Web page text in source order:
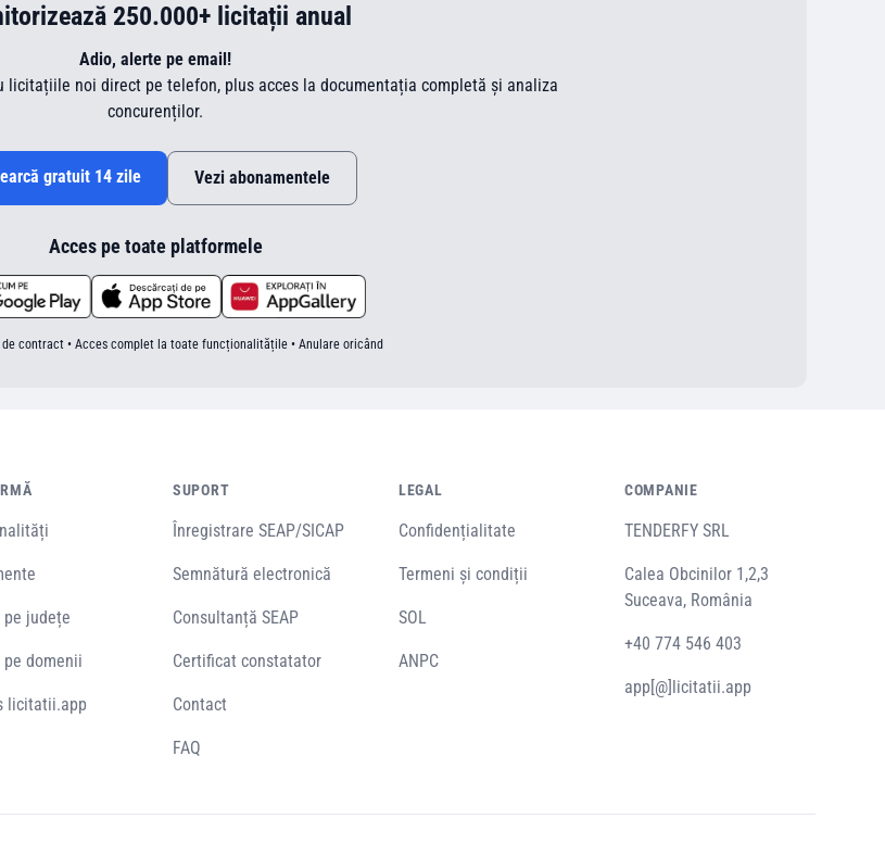
250.000+ licitații anual
Adio, alerte pe email!
noi direct pe telefon, plus acces la documentația completă și analiza
concurenților.
gratuit 14 zile Vezi abonamentele
Acces pe toate platformele
contract • Acces complet la toate funcționalitățile • Anulare oricând
județe
domenii
licitatii.app
SUPORT
Înregistrare SEAP/SICAP
Semnătură electronică
Consultanță SEAP
Certificat constatator
Contact
FAQ
LEGAL
Confidențialitate
Termeni și condiții
SOL
ANPC
COMPANIE
TENDERFY SRL
Calea Obcinilor 1,2,3
Suceava, România
+40 774 546 403
app[@]licitatii.app